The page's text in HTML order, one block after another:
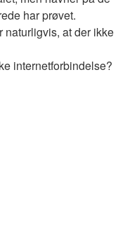
har prøvet.
at der ikke
internetforbindelse?